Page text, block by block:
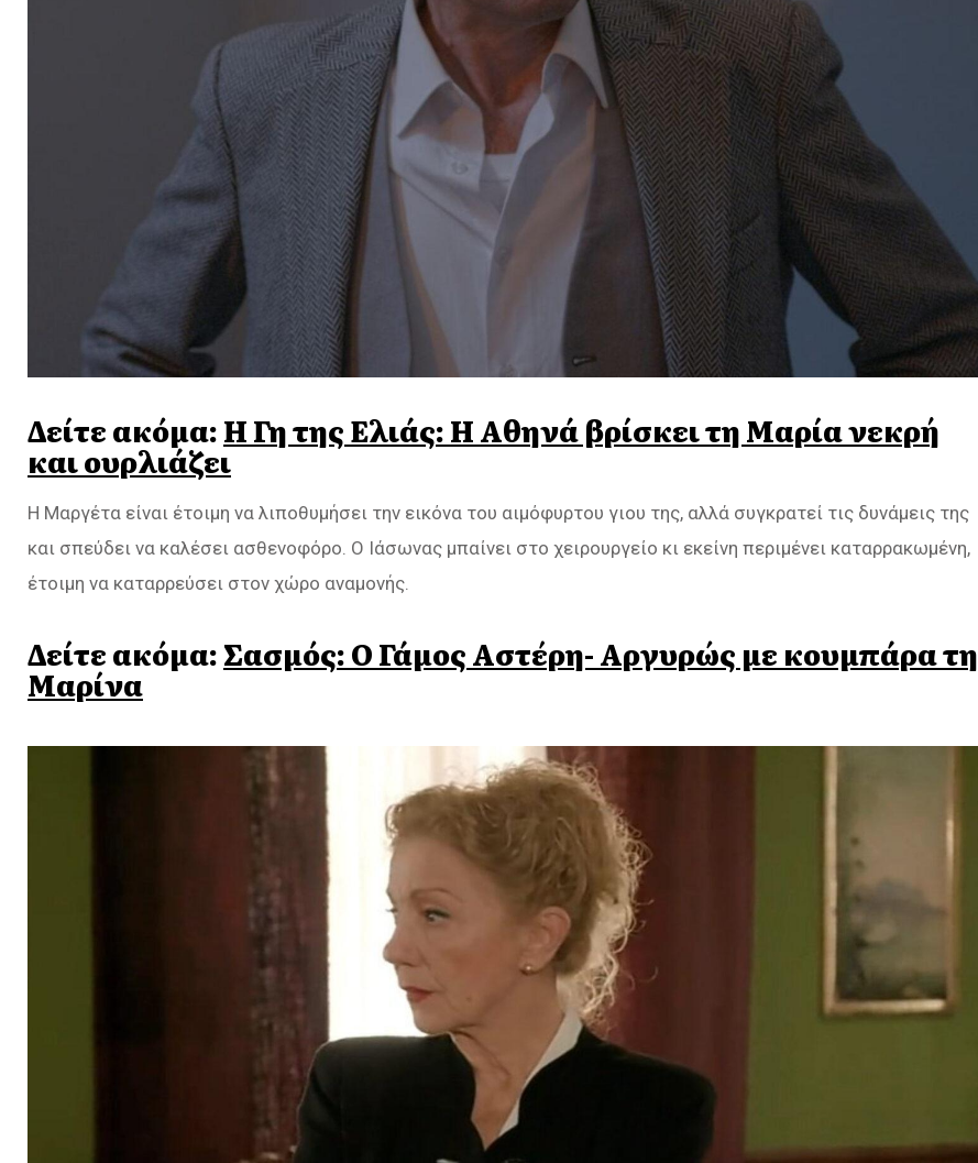
Δείτε ακόμα:Η Γη της Ελιάς: Η Αθηνά βρίσκει τη Μαρία νεκρή
και ουρλιάζει
Η Μαργέτα είναι έτοιμη να λιποθυμήσει την εικόνα του αιμόφυρτου γιου της, αλλά συγκρατεί τις δυνάμεις της
και σπεύδει να καλέσει ασθενοφόρο. Ο Ιάσωνας μπαίνει στο χειρουργείο κι εκείνη περιμένει καταρρακωμένη,
έτοιμη να καταρρεύσει στον χώρο αναμονής.
Δείτε ακόμα:Σασμός: Ο Γάμος Αστέρη- Αργυρώς με κουμπάρα τη
Μαρίνα